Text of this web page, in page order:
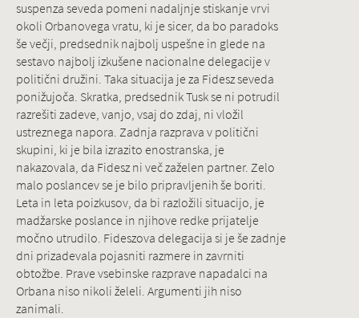
suspenza seveda pomeni nadaljnje stiskanje vrvi
okoli Orbanovega vratu, ki je sicer, da bo paradoks
še večji, predsednik najbolj uspešne in glede na
sestavo najbolj izkušene nacionalne delegacije v
politični družini. Taka situacija je za Fidesz seveda
ponižujoča. Skratka, predsednik Tusk se ni potrudil
razrešiti zadeve, vanjo, vsaj do zdaj, ni vložil
ustreznega napora. Zadnja razprava v politični
skupini, ki je bila izrazito enostranska, je
nakazovala, da Fidesz ni več zaželen partner. Zelo
malo poslancev se je bilo pripravljenih še boriti.
Leta in leta poizkusov, da bi razložili situacijo, je
madžarske poslance in njihove redke prijatelje
močno utrudilo. Fideszova delegacija si je še zadnje
dni prizadevala pojasniti razmere in zavrniti
obtožbe. Prave vsebinske razprave napadalci na
Orbana niso nikoli želeli. Argumenti jih niso
zanimali.